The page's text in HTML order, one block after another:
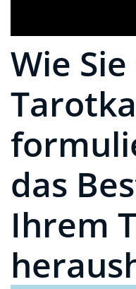
Wie
das
Ihrem